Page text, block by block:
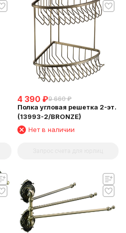
4 390 ₽9 660 ₽
Полка угловая решетка 2-эт.
(13993-2/BRONZE)
Нет в наличии